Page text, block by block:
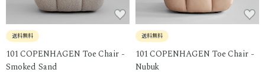
送料無料
101 COPENHAGEN Toe Chair -
Smoked Sand
送料無料
101 COPENHAGEN Toe Chair -
Nubuk